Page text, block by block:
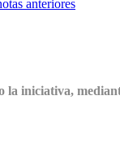
anteriores
iniciativa,